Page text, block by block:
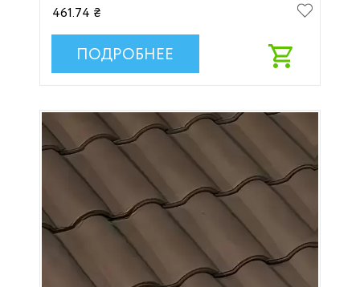
461.74 ₴
ПОДРОБНЕЕ